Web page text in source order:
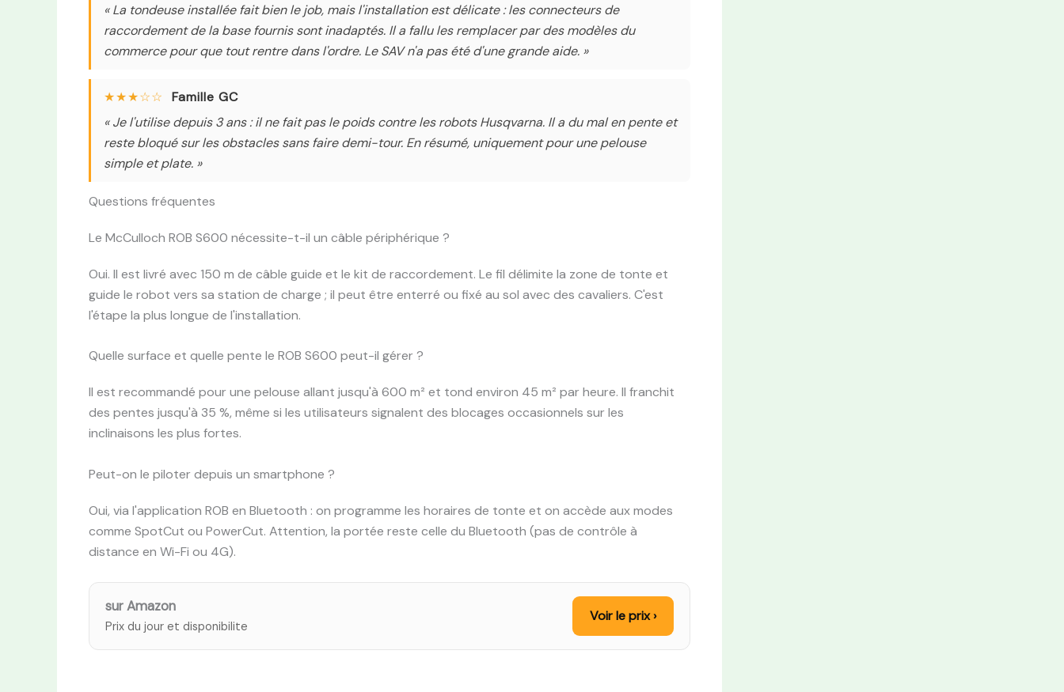
« La tondeuse installée fait bien le job, mais l'installation est délicate : les connecteurs de
raccordement de la base fournis sont inadaptés. Il a fallu les remplacer par des modèles du
commerce pour que tout rentre dans l'ordre. Le SAV n'a pas été d'une grande aide. »
★★★☆☆
Famille GC
« Je l'utilise depuis 3 ans : il ne fait pas le poids contre les robots Husqvarna. Il a du mal en pente et
reste bloqué sur les obstacles sans faire demi-tour. En résumé, uniquement pour une pelouse
simple et plate. »
Questions fréquentes
Le McCulloch ROB S600 nécessite-t-il un câble périphérique ?
Oui. Il est livré avec 150 m de câble guide et le kit de raccordement. Le fil délimite la zone de tonte et
guide le robot vers sa station de charge ; il peut être enterré ou fixé au sol avec des cavaliers. C'est
l'étape la plus longue de l'installation.
Quelle surface et quelle pente le ROB S600 peut-il gérer ?
Il est recommandé pour une pelouse allant jusqu'à 600 m² et tond environ 45 m² par heure. Il franchit
des pentes jusqu'à 35 %, même si les utilisateurs signalent des blocages occasionnels sur les
inclinaisons les plus fortes.
Peut-on le piloter depuis un smartphone ?
Oui, via l'application ROB en Bluetooth : on programme les horaires de tonte et on accède aux modes
comme SpotCut ou PowerCut. Attention, la portée reste celle du Bluetooth (pas de contrôle à
distance en Wi-Fi ou 4G).
sur Amazon
Prix du jour et disponibilite
Voir le prix ›